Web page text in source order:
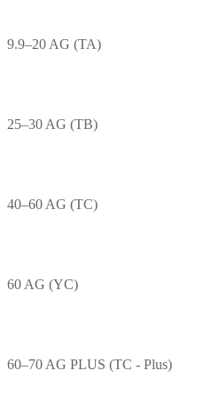
9.9–20 AG (TA)
25–30 AG (TB)
40–60 AG (TC)
60 AG (YC)
60–70 AG PLUS (TC - Plus)